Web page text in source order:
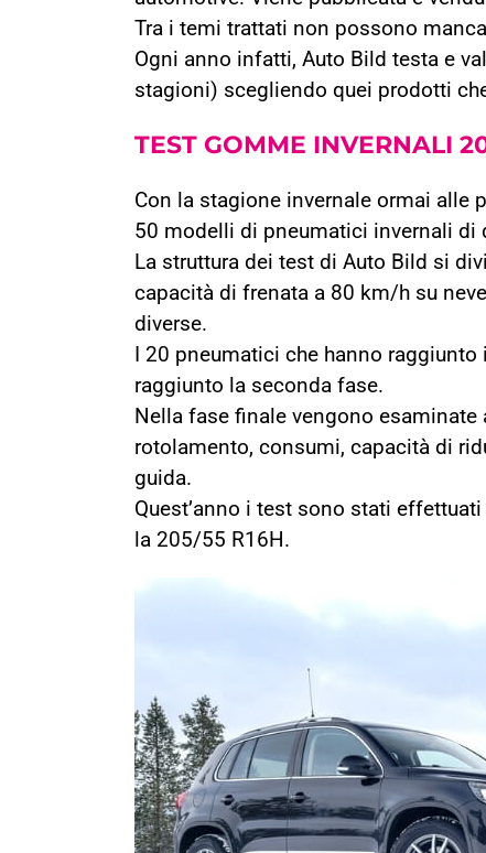
Tra i temi trattati non possono
Ogni anno infatti, Auto Bild testa e
stagioni) scegliendo quei prodotti
TEST GOMME INVERNALI
Con la stagione invernale ormai
50 modelli di pneumatici invernali di
La struttura dei test di Auto Bild si
capacità di frenata a 80 km/h su
diverse.
I 20 pneumatici che hanno
raggiunto la seconda fase.
Nella fase finale vengono
rotolamento, consumi, capacità di
guida.
Quest’anno i test sono stati
la 205/55 R16H.